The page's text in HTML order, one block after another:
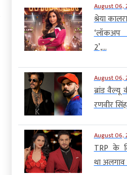
August 06,
श्रेया
2’,...
August 06,
ब्रांड
रणवीर
August 06,
TRP के
था अलगाव